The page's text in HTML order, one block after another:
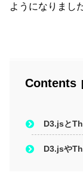
ようになりまし
Contents
D3.jsと
D3.jsや